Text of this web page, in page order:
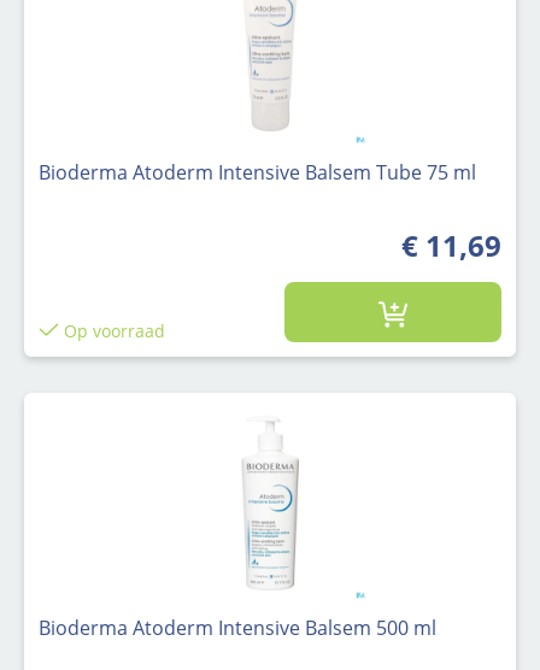
Bioderma Atoderm Intensive Balsem Tube 75 ml
€ 11,69
Op voorraad
Bioderma Atoderm Intensive Balsem 500 ml